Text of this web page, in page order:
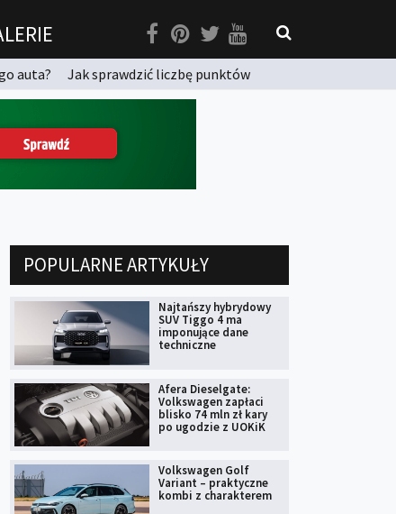
auta?
Jak sprawdzić liczbę punktów
POPULARNE ARTYKUŁY
Najtańszy hybrydowy
SUV Tiggo 4 ma
imponujące dane
techniczne
Afera Dieselgate:
Volkswagen zapłaci
blisko 74 mln zł kary
po ugodzie z UOKiK
Volkswagen Golf
Variant – praktyczne
kombi z charakterem